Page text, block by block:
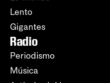
Lento
Gigantes
Radio
Periodismo
Música